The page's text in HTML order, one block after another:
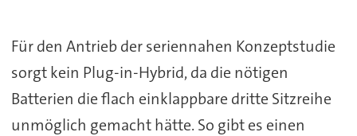
Für den Antrieb der seriennahen Konzeptstudie
sorgt kein Plug-in-Hybrid, da die nötigen
Batterien die flach einklappbare dritte Sitzreihe
unmöglich gemacht hätte. So gibt es einen